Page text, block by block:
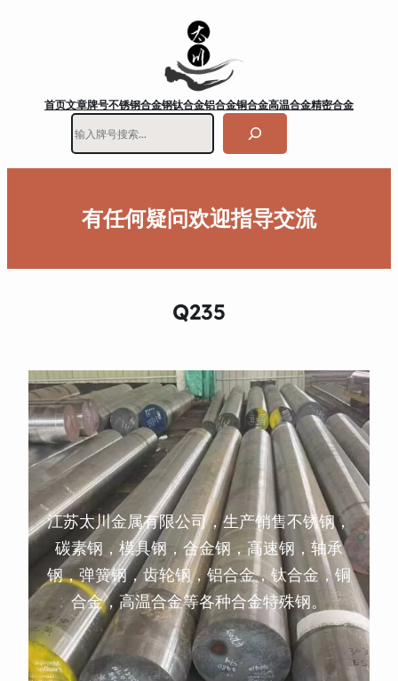
首页文章牌号不锈钢合金钢钛合金铝合金铜合金高温合金精密合金
有任何疑问欢迎指导交流
Q235
江苏太川金属有限公司，生产销售不锈钢，
碳素钢，模具钢，合金钢，高速钢，轴承
钢，弹簧钢，齿轮钢，铝合金，钛合金，铜
合金，高温合金等各种合金特殊钢。